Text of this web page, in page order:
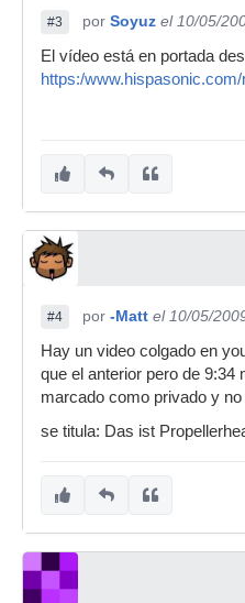
#3 por Soyuz el 10/05/
El vídeo está en portada
https:/
#4 por -Matt el 10/05/
Hay un video colgado en
que el anterior pero de 9:34
marcado como privado y no
se titula: Das ist